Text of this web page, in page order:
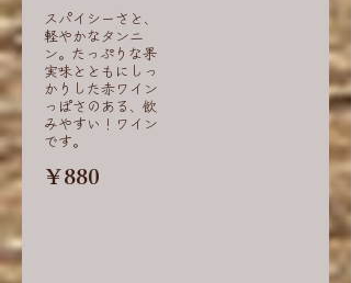
スパイシーさと、
軽やかなタンニ
ン。たっぷりな果
実味とともにしっ
かりした赤ワイン
っぽさのある、飲
みやすい！ワイン
です。
￥880